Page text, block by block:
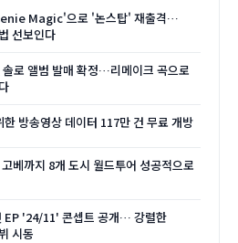
Magic'으로 '논스탑' 재출격…
선보인다
로 앨범 발매 확정…리메이크 곡으로
방송영상 데이터 117만 건 무료 개방
베까지 8개 도시 월드투어 성공적으로
EP '24/11' 콘셉트 공개… 강렬한
시동